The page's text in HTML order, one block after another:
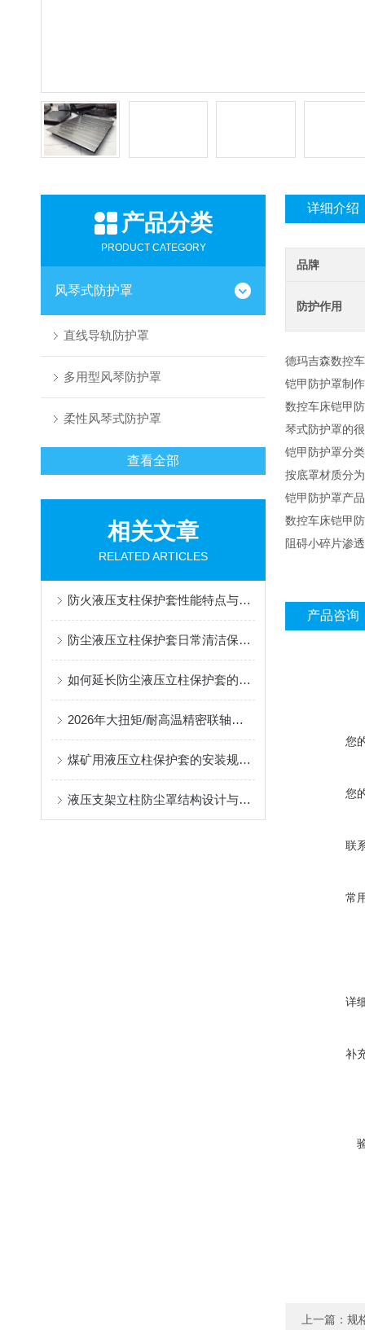
产品分类
PRODUCT CATEGORY
风琴式防护罩
直线导轨防护罩
多用型风琴防护罩
柔性风琴式防护罩
查看全部
相关文章
RELATED ARTICLES
防火液压支柱保护套性能特点与阻燃防护应用
防尘液压立柱保护套日常清洁保养与更换规范
如何延长防尘液压立柱保护套的使用寿命？
2026年大扭矩/耐高温精密联轴器定制找哪家？能实现精准定制的优质厂家盘点
煤矿用液压立柱保护套的安装规范与使用寿命提升方案
液压支架立柱防尘罩结构设计与密封防护原理
详细介绍
品牌
防护作用
德玛吉森数控
铠甲防护罩制
数控车床铠甲
琴式防护罩的
铠甲防护罩分类
按底罩材质分
铠甲防护罩产
数控车床铠甲
阻碍小碎片渗
产品咨询
您
您
联
常
详
补
上一篇： 规